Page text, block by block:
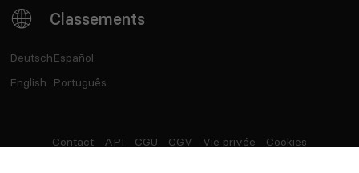
Classements
Deutsch
English
Español
Português
Contact API CGU CGV Vie privée Cookies